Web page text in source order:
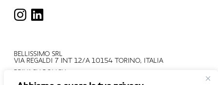
BELLISSIMO SRL
VIA REGALDI 7 INT 12/A 10154 TORINO, ITALIA
PRIVACY POLICY